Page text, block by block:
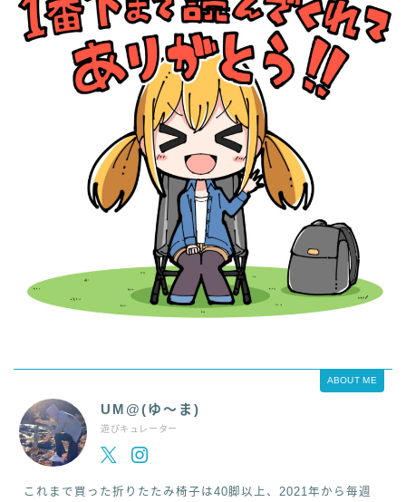
ABOUT ME
UM@(ゆ～ま)
遊びキュレーター
これまで買った折りたたみ椅子は40脚以上、2021年から毎週